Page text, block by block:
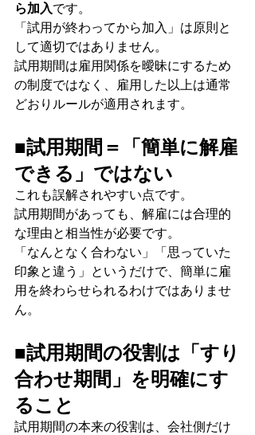
ら加入です。
「試用が終わってから加入」は原則と
して適切ではありません。
試用期間は雇用関係を曖昧にするため
の制度ではなく、雇用した以上は通常
どおりルールが適用されます。
■試用期間＝「簡単に解雇
できる」ではない
これも誤解されやすい点です。
試用期間があっても、解雇には合理的
な理由と相当性が必要です。
「なんとなく合わない」「思っていた
印象と違う」というだけで、簡単に雇
用を終わらせられるわけではありませ
ん。
■試用期間の役割は「すり
合わせ期間」を明確にす
ること
試用期間の本来の役割は、会社側だけ